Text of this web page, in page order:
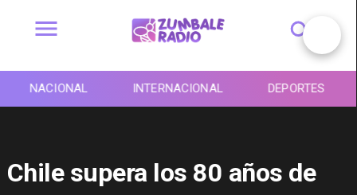
NACIONAL INTERNACIONAL DEPORTES
Chile supera los 80 años de